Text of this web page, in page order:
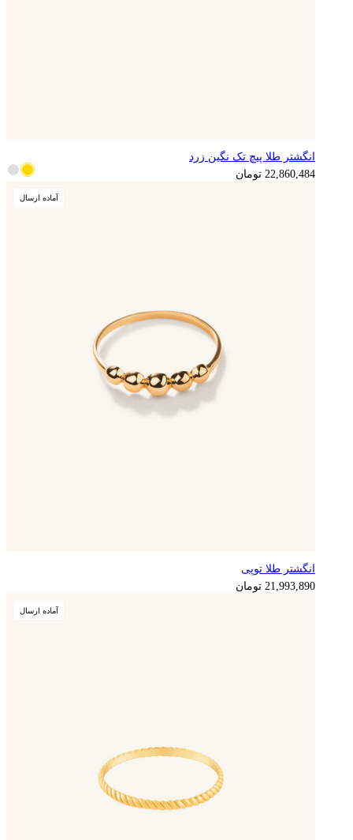
انگشتر طلا پیچ تک نگین زرد
22,860,484 تومان
آماده ارسال
انگشتر طلا توپی
21,993,890 تومان
آماده ارسال